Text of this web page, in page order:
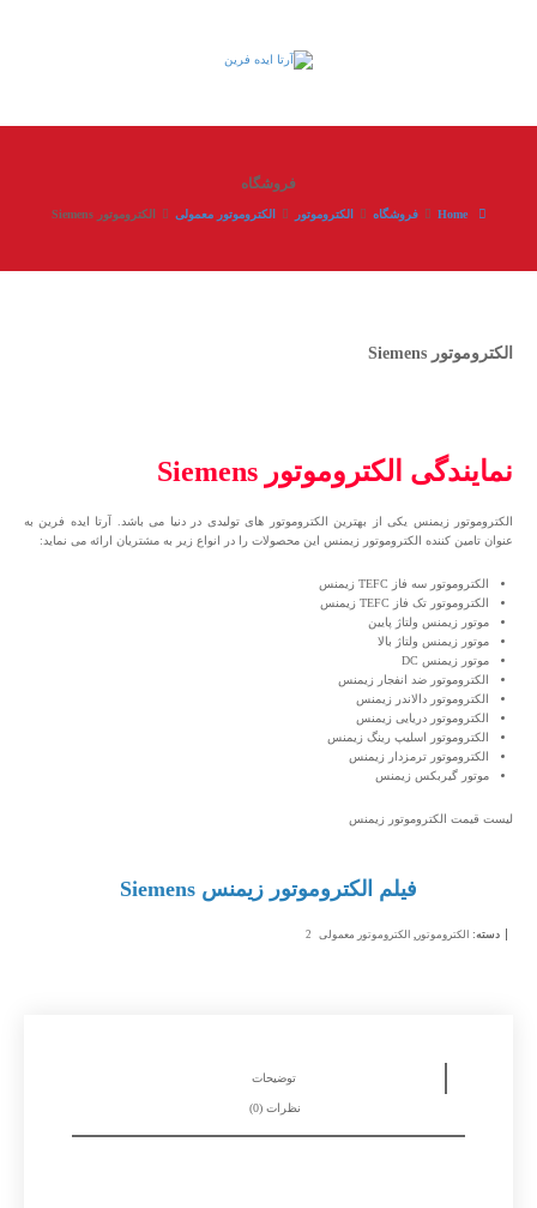
فروشگاه
Home فروشگاه الکتروموتور الکتروموتور معمولی الکتروموتور Siemens
الکتروموتور Siemens
نمایندگی الکتروموتور Siemens
الکتروموتور زیمنس یکی از بهترین الکتروموتور های تولیدی در دنیا می باشد. آرتا ایده فرین به
عنوان تامین کننده الکتروموتور زیمنس این محصولات را در انواع زیر به مشتریان ارائه می نماید:
الکتروموتور سه فاز TEFC زیمنس
الکتروموتور تک فاز TEFC زیمنس
موتور زیمنس ولتاژ پایین
موتور زیمنس ولتاژ بالا
موتور زیمنس DC
الکتروموتور ضد انفجار زیمنس
الکتروموتور دالاندر زیمنس
الکتروموتور دریایی زیمنس
الکتروموتور اسلیپ رینگ زیمنس
الکتروموتور ترمزدار زیمنس
موتور گیربکس زیمنس
لیست قیمت الکتروموتور زیمنس
فیلم الکتروموتور زیمنس Siemens
دسته: الکتروموتور , الکتروموتور معمولی
توضیحات
نظرات (0)